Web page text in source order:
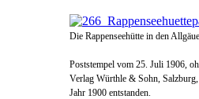
Die Rappenseehütte in den
Poststempel vom 25. Juli 1906,
Verlag Würthle & Sohn,
Jahr 1900 entstanden.